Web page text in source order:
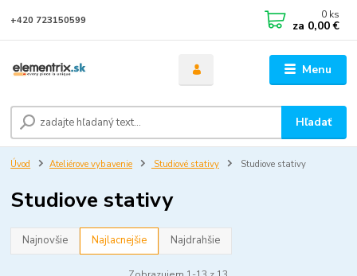
Menu
Hľadať
+420 723150599 0 ks
za 0,00 €
Úvod Ateliérove vybavenie Studiové stativy Studiove stativy
Studiove stativy
Najnovšie Najlacnejšie Najdrahšie